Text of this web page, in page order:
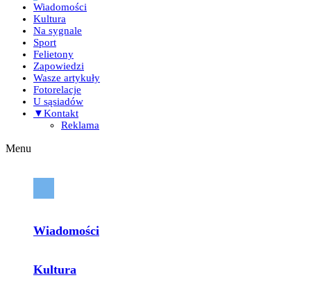
Wiadomości
Kultura
Na sygnale
Sport
Felietony
Zapowiedzi
Wasze artykuły
Fotorelacje
U sąsiadów
▼Kontakt
Reklama
Menu
Wiadomości
Kultura